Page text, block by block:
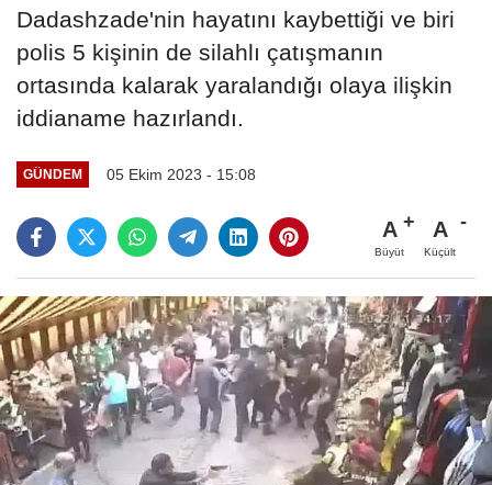
Dadashzade'nin hayatını kaybettiği ve biri
polis 5 kişinin de silahlı çatışmanın
ortasında kalarak yaralandığı olaya ilişkin
iddianame hazırlandı.
GÜNDEM 05 Ekim 2023 - 15:08
A
Büyüt
A
Küçült